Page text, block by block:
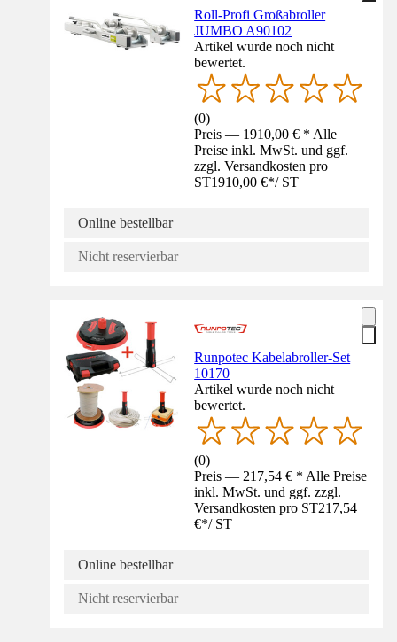
Roll-Profi Großabroller
JUMBO A90102
Artikel wurde noch nicht
bewertet.
(0)
Preis — 1910,00 € * Alle
Preise inkl. MwSt. und ggf.
zzgl. Versandkosten pro
ST1910,00 €*/ ST
Online bestellbar
Nicht reservierbar
Runpotec Kabelabroller-Set
10170
Artikel wurde noch nicht
bewertet.
(0)
Preis — 217,54 € * Alle Preise
inkl. MwSt. und ggf. zzgl.
Versandkosten pro ST217,54
€*/ ST
Online bestellbar
Nicht reservierbar